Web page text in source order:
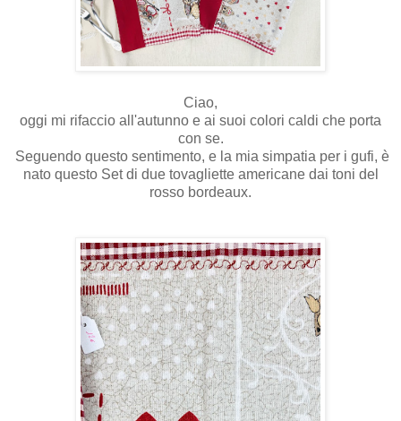
Ciao,
oggi mi rifaccio all'autunno e ai suoi colori caldi che porta
con se.
Seguendo questo sentimento, e la mia simpatia per i gufi, è
nato questo Set di due tovagliette americane dai toni del
rosso bordeaux.